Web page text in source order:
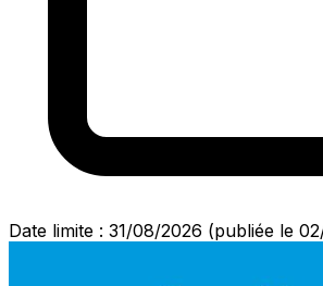
Date limite : 31/08/2026 (publiée le